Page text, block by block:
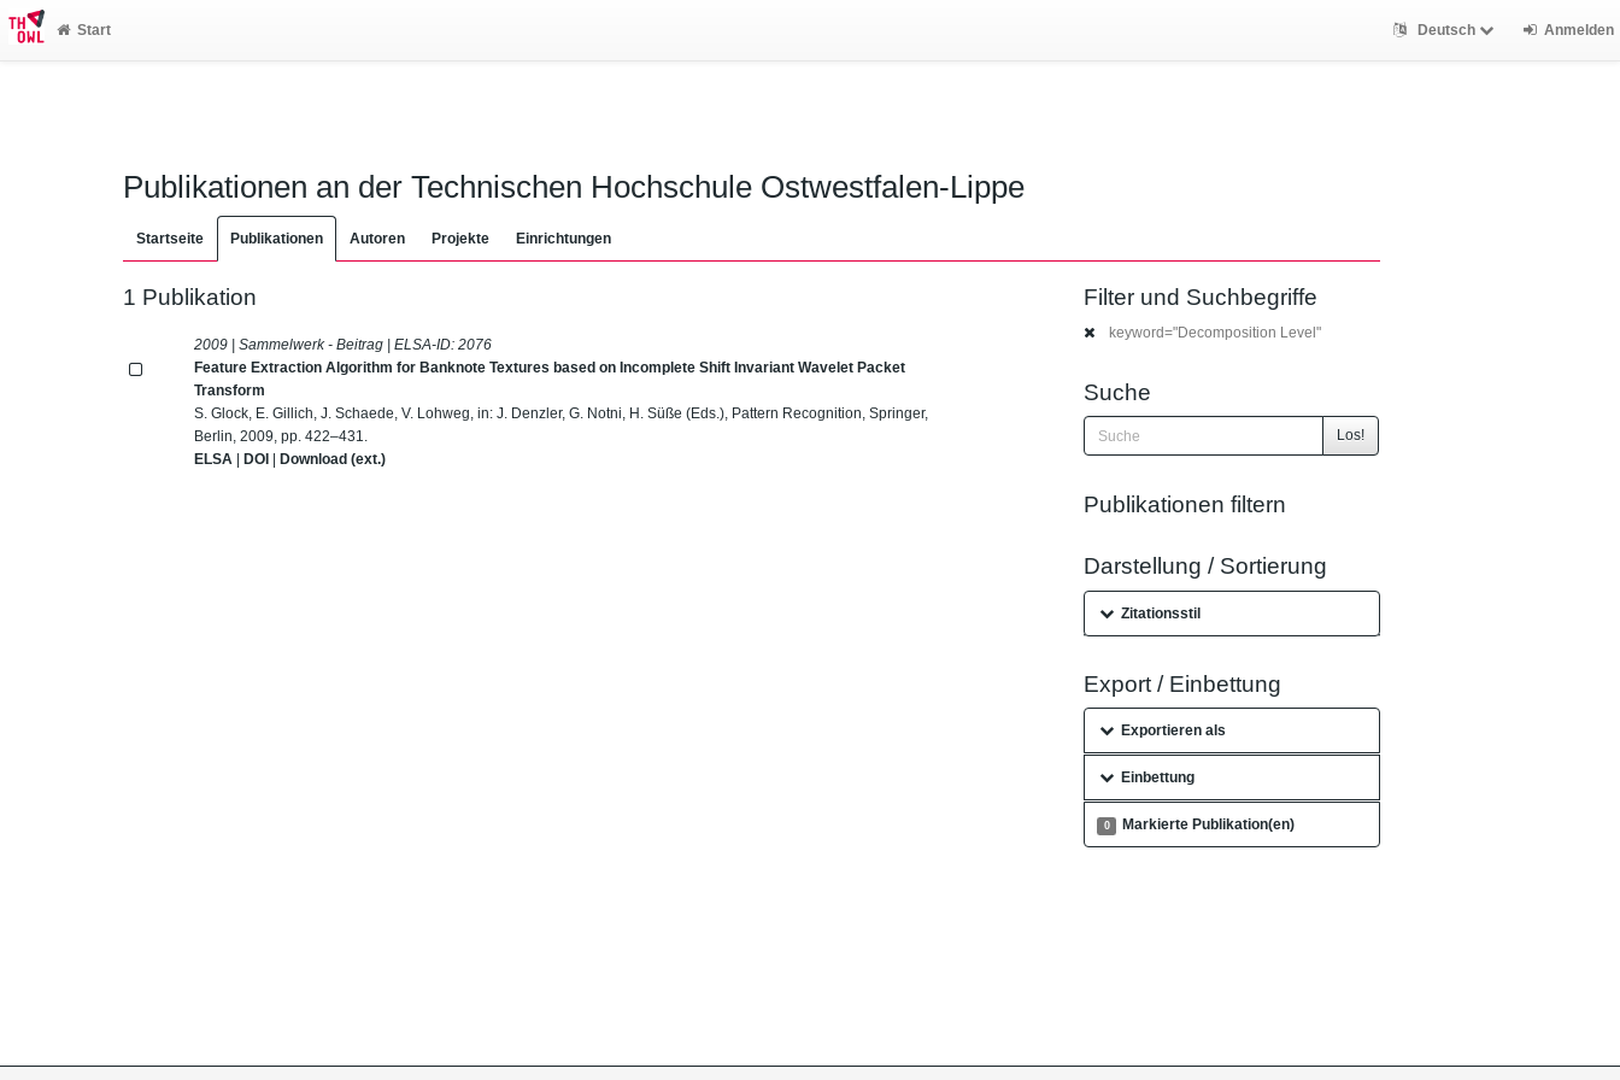
Start Deutsch Anmelden
Publikationen an der Technischen Hochschule Ostwestfalen-Lippe
Startseite Publikationen Autoren Projekte Einrichtungen
1 Publikation
2009 | Sammelwerk - Beitrag | ELSA-ID:2076
Feature Extraction Algorithm for Banknote Textures based on Incomplete Shift Invariant Wavelet Packet
Transform
S. Glock, E. Gillich, J. Schaede, V. Lohweg, in: J. Denzler, G. Notni, H. Süße (Eds.), Pattern Recognition, Springer,
Berlin, 2009, pp. 422–431.
ELSA |DOI |Download (ext.)
Filter und Suchbegriffe
keyword="Decomposition Level"
Suche
Los!
Publikationen filtern
Darstellung / Sortierung
Zitationsstil
Export / Einbettung
Exportieren als
Einbettung
0 Markierte Publikation(en)